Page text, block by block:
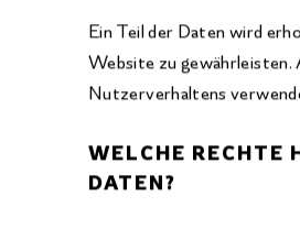
Ein Teil der Daten wird
Website zu gewährleisten.
Nutzerverhaltens
WELCHE RECHTE
DATEN?